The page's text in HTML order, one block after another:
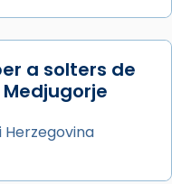
a solters de
Herzegovina